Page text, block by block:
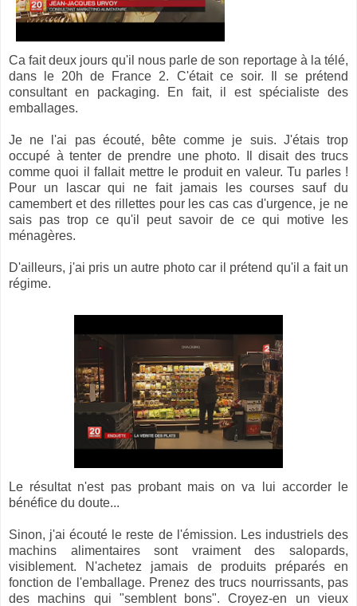
Ca fait deux jours qu'il nous parle de son reportage à la télé,
dans le 20h de France 2. C'était ce soir. Il se prétend
consultant en packaging. En fait, il est spécialiste des
emballages.
Je ne l'ai pas écouté, bête comme je suis. J'étais trop
occupé à tenter de prendre une photo. Il disait des trucs
comme quoi il fallait mettre le produit en valeur. Tu parles !
Pour un lascar qui ne fait jamais les courses sauf du
camembert et des rillettes pour les cas cas d'urgence, je ne
sais pas trop ce qu'il peut savoir de ce qui motive les
ménagères.
D'ailleurs, j'ai pris un autre photo car il prétend qu'il a fait un
régime.
Le résultat n'est pas probant mais on va lui accorder le
bénéfice du doute...
Sinon, j'ai écouté le reste de l'émission. Les industriels des
machins alimentaires sont vraiment des salopards,
visiblement. N'achetez jamais de produits préparés en
fonction de l'emballage. Prenez des trucs nourrissants, pas
des machins qui "semblent bons". Croyez-en un vieux